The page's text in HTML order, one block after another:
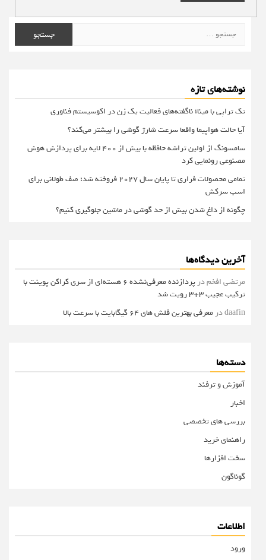
برای:
نوشته‌های تازه
تک تراپی با مینا؛ ناگفته‌های فعالیت یک زن در اکوسیستم فناوری
آیا حالت هواپیما واقعا سرعت شارژ گوشی را بیشتر می‌کند؟
سامسونگ از اولین تراشه حافظه با بیش از ۴۰۰ لایه برای پردازش هوش
مصنوعی رونمایی کرد
تمامی محصولات فراری تا پایان سال ۲۰۲۷ فروخته شد؛ صف طولانی برای
اسب سرکش
چگونه از داغ شدن بیش از حد گوشی در ماشین جلوگیری کنیم؟
آخرین دیدگاه‌ها
مرتضی افخمدر
پردازنده معرفی‌نشده 6 هسته‌ای از سری کراکن پوینت با
ترکیب عجیب 3+3 رویت شد
daafinدر معرفی بهترین فلش های 64 گیگابایت با سرعت بالا
دسته‌ها
آموزش و ترفند
اخبار
بررسی های تخصصی
راهنمای خرید
سخت افزارها
گوناگون
اطلاعات
ورود